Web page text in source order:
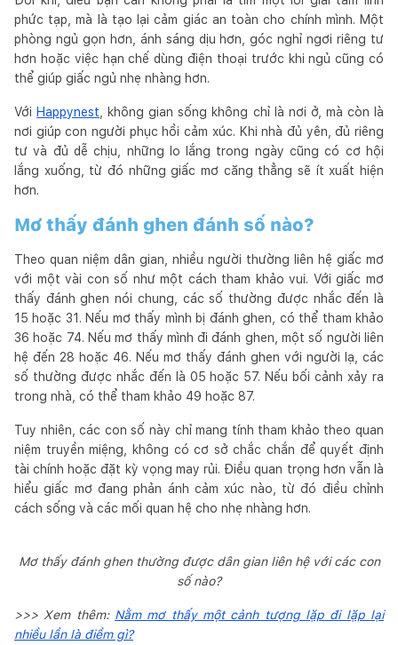
phức tạp, mà là tạo lại cảm giác an toàn cho chính mình. Một
phòng ngủ gọn hơn, ánh sáng dịu hơn, góc nghỉ ngơi riêng tư
hơn hoặc việc hạn chế dùng điện thoại trước khi ngủ cũng có
thể giúp giấc ngủ nhẹ nhàng hơn.
Với Happynest , không gian sống không chỉ là nơi ở, mà còn là
nơi giúp con người phục hồi cảm xúc. Khi nhà đủ yên, đủ riêng
tư và đủ dễ chịu, những lo lắng trong ngày cũng có cơ hội
lắng xuống, từ đó những giấc mơ căng thẳng sẽ ít xuất hiện
hơn.
Mơ thấy đánh ghen đánh số nào?
Theo quan niệm dân gian, nhiều người thường liên hệ giấc mơ
với một vài con số như một cách tham khảo vui. Với giấc mơ
thấy đánh ghen nói chung, các số thường được nhắc đến là
15 hoặc 31. Nếu mơ thấy mình bị đánh ghen, có thể tham khảo
36 hoặc 74. Nếu mơ thấy mình đi đánh ghen, một số người liên
hệ đến 28 hoặc 46. Nếu mơ thấy đánh ghen với người lạ, các
số thường được nhắc đến là 05 hoặc 57. Nếu bối cảnh xảy ra
trong nhà, có thể tham khảo 49 hoặc 87.
Tuy nhiên, các con số này chỉ mang tính tham khảo theo quan
niệm truyền miệng, không có cơ sở chắc chắn để quyết định
tài chính hoặc đặt kỳ vọng may rủi. Điều quan trọng hơn vẫn là
hiểu giấc mơ đang phản ánh cảm xúc nào, từ đó điều chỉnh
cách sống và các mối quan hệ cho nhẹ nhàng hơn.
Mơ thấy đánh ghen thường được dân gian liên hệ với các con
số nào?
>>> Xem thêm: Nằm mơ thấy một cảnh tượng lặp đi lặp lại
nhiều lần là điềm gì?